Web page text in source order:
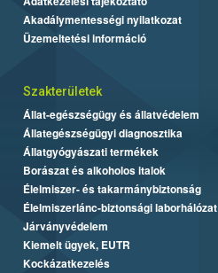
Akadálymentességi nyilatkozat
Üzemeltetési információ
Szakterületek
Állat-egészségügy és állatvédelem
Állategészségügyi diagnosztika
Állatgyógyászati termékek
Borászat és alkoholos italok
Élelmiszer- és takarmánybiztonság
Élelmiszerlánc-biztonsági laborhálózat
Járványvédelem
Kiemelt ügyek, EUTR
Kockázatkezelés